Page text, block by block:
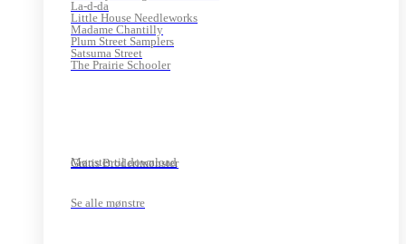
La-d-da
Little House Needleworks
Madame Chantilly
Plum Street Samplers
Satsuma Street
The Prairie Schooler
Mønster til download
Gratis Broderimønster
Se alle mønstre